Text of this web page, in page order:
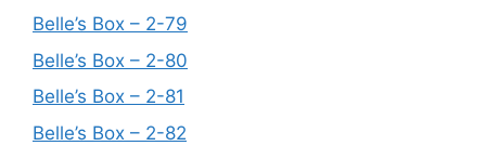
Belle’s Box – 2-79
Belle’s Box – 2-80
Belle’s Box – 2-81
Belle’s Box – 2-82